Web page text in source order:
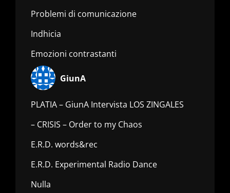
Problemi di comunicazione
Indhicia
Emozioni contrastanti
GiunA
PLATIA – GiunA Intervista LOS ZINGALES
– CRISIS – Order to my Chaos
E.R.D. words&rec
E.R.D. Experimental Radio Dance
Nulla